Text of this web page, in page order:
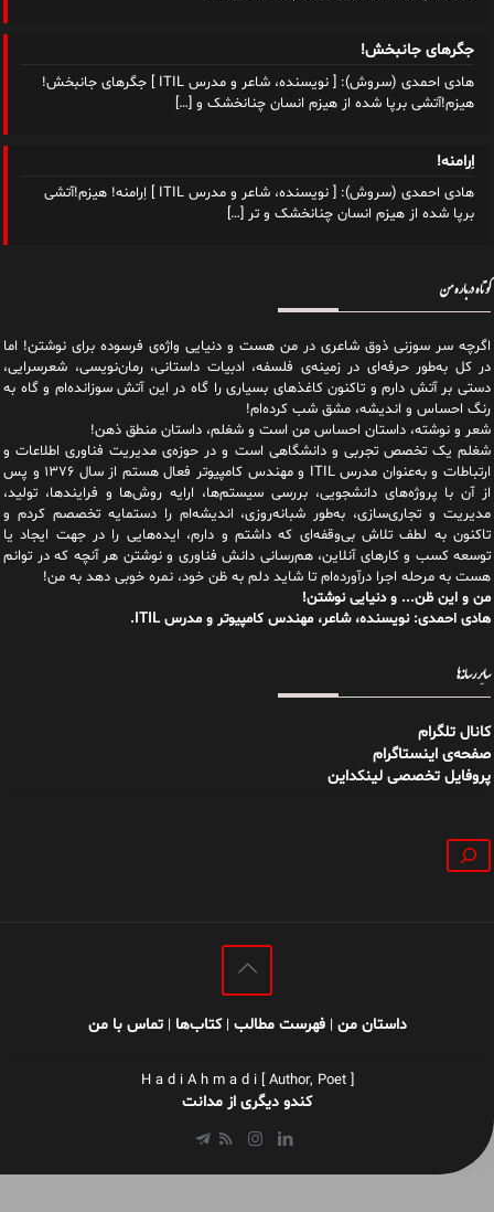
جگرهای جانبخش!
هادی احمدی (سروش): [ نویسنده، شاعر و مدرس ITIL ] جگرهای جانبخش!
هیزم!آتشی برپا شده از هیزم انسان چنانخشک و […]
اِرامنه!
هادی احمدی (سروش): [ نویسنده، شاعر و مدرس ITIL ] اِرامنه! هیزم!آتشی
برپا شده از هیزم انسان چنانخشک و تر […]
کوتاه درباره من
اگرچه سر سوزنی ذوق شاعری در من هست و دنیایی واژه‌‌ی فرسوده برای نوشتن! اما
در کل به‌طور حرفه‌ای در زمینه‌ی فلسفه، ادبیات داستانی، رمان‌نویسی، شعرسرایی،
دستی بر آتش دارم و تاکنون کاغذهای بسیاری را گاه در این آتش سوزانده‌ام و گاه به
رنگ احساس و اندیشه، مشق شب کرده‌ام!
شعر و نوشته، داستان احساس من است و شغلم، داستان منطق ذهن!
شغلم یک تخصص تجربی و دانشگاهی است و در حوزه‌ی مدیریت فناوری اطلاعات و
ارتباطات و به‌عنوان مدرس ITIL و مهندس کامپیوتر فعال هستم از سال ۱۳۷۶ و پس
از آن با پروژه‌های دانشجویی، بررسی سیستم‌ها، ارایه روش‌ها و فرایندها، تولید،
مدیریت و تجاری‌سازی، به‌طور شبانه‌روزی، اندیشه‌ام را دستمایه تخصصم کردم و
تاکنون به لطف تلاش بی‌وقفه‌ای که داشتم و دارم، اید‌ه‌هایی را در جهت ایجاد یا
توسعه کسب و کارهای آنلاین، هم‌رسانی دانش فناوری و نوشتن هر آنچه که در توانم
هست به مرحله اجرا درآورده‌ام تا شاید دلم به ظن خود، نمره خوبی دهد به من!
من و این ظن... و دنیایی نوشتن!
هادی احمدی: نویسنده، شاعر، مهندس کامپیوتر و مدرس ITIL.
سایر رسانه‌ها
کانال تلگرام
صفحه‌ی اینستاگرام
پروفایل تخصصی لینکداین
جستجو
داستان من |فهرست مطالب |کتاب‌ها |تماس با من
H a d i A h m a d i [ Author, Poet ]
کندو دیگری از مدانت